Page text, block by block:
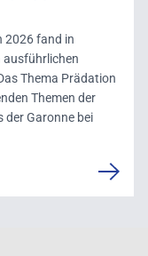
2026 fand in
ausführlichen
Thema Prädation
Themen der
der Garonne bei